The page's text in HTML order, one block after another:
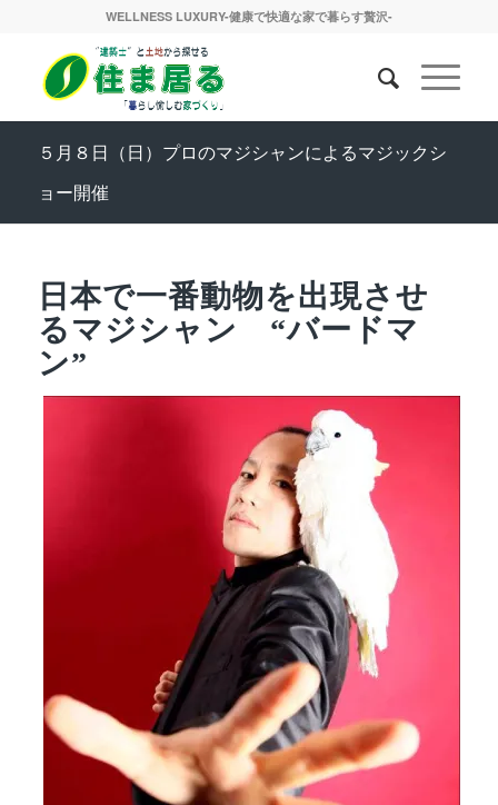
WELLNESS LUXURY-健康で快適な家で暮らす贅沢-
５月８日（日）プロのマジシャンによるマジックシ
ョー開催
日本で一番動物を出現させ
るマジシャン “バードマ
ン”